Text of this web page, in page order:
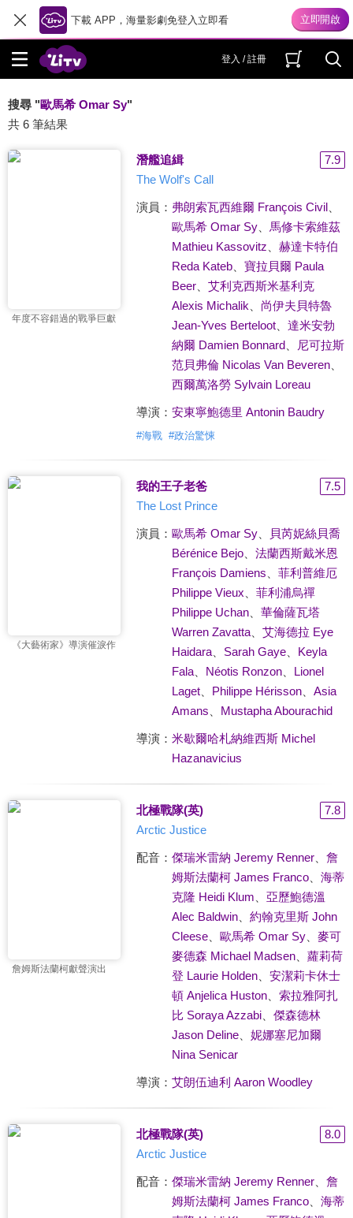
下載 APP，海量影劇免登入立即看
登入 / 註冊
搜尋 "歐馬希 Omar Sy"
共 6 筆結果
年度不容錯過的戰爭巨獻
潛艦追緝
7.9
The Wolf's Call
演員： 弗朗索瓦西維爾 François Civil、
歐馬希 Omar Sy、 馬修卡索維茲
Mathieu Kassovitz
赫達卡特伯
Reda Kateb、 寶拉貝爾 Paula
Beer、 艾利克西斯米基利克
Alexis Michalik
尚伊夫貝特魯
Jean-Yves Berteloot、 達米安勃
納爾 Damien Bonnard、
尼可拉斯
范貝弗倫 Nicolas Van Beveren、
西爾萬洛勞 Sylvain Loreau
導演： 安東寧鮑德里 Antonin Baudry
#海戰 #政治驚悚
《大藝術家》導演催淚作
我的王子老爸
7.5
The Lost Prince
演員： 歐馬希 Omar Sy、
貝芮妮絲貝喬
Bérénice Bejo、 法蘭西斯戴米恩
François Damiens
菲利普維厄
Philippe Vieux
菲利浦烏禪
Philippe Uchan、 華倫薩瓦塔
Warren Zavatta、 艾海德拉 Eye
Haidara、 Sarah Gaye、 Keyla
Fala、 Néotis Ronzon、 Lionel
Laget、 Philippe Hérisson、 Asia
Amans
Mustapha Abourachid
導演： 米歇爾哈札納維西斯 Michel
Hazanavicius
詹姆斯法蘭柯獻聲演出
北極戰隊(英)
7.8
Arctic Justice
配音： 傑瑞米雷納 Jeremy Renner、 詹
姆斯法蘭柯 James Franco、 海蒂
克隆 Heidi Klum
亞歷鮑德溫
Alec Baldwin、 約翰克里斯 John
Cleese、 歐馬希 Omar Sy、 麥可
麥德森 Michael Madsen、 蘿莉荷
登 Laurie Holden、 安潔莉卡休士
頓 Anjelica Huston、 索拉雅阿扎
比 Soraya Azzabi、 傑森德林
Jason Deline、 妮娜塞尼加爾
Nina Senicar
導演： 艾朗伍迪利 Aaron Woodley
北極戰隊(英)
8.0
Arctic Justice
配音： 傑瑞米雷納 Jeremy Renner、 詹
姆斯法蘭柯 James Franco、 海蒂